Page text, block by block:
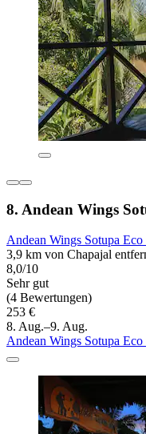
8. Andean Wings
Andean Wings Sotupa
3,9 km von Chapajal
8,0/10
Sehr gut
(4 Bewertungen)
253 €
8. Aug.–9. Aug.
Andean Wings Sotupa